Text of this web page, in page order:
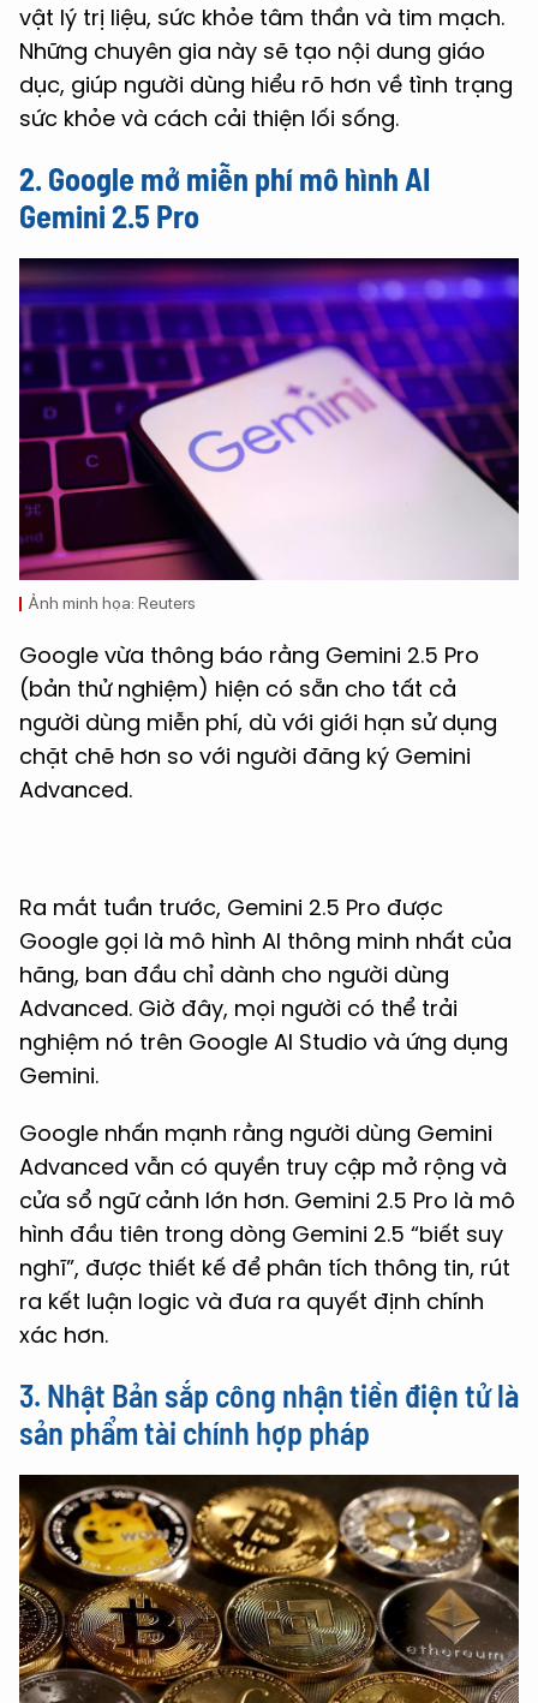
vật lý trị liệu, sức khỏe tâm thần và tim mạch.
Những chuyên gia này sẽ tạo nội dung giáo
dục, giúp người dùng hiểu rõ hơn về tình trạng
sức khỏe và cách cải thiện lối sống.
2. Google mở miễn phí mô hình AI
Gemini 2.5 Pro
Ảnh minh họa: Reuters
Google vừa thông báo rằng Gemini 2.5 Pro
(bản thử nghiệm) hiện có sẵn cho tất cả
người dùng miễn phí, dù với giới hạn sử dụng
chặt chẽ hơn so với người đăng ký Gemini
Advanced.
Ra mắt tuần trước, Gemini 2.5 Pro được
Google gọi là mô hình AI thông minh nhất của
hãng, ban đầu chỉ dành cho người dùng
Advanced. Giờ đây, mọi người có thể trải
nghiệm nó trên Google AI Studio và ứng dụng
Gemini.
Google nhấn mạnh rằng người dùng Gemini
Advanced vẫn có quyền truy cập mở rộng và
cửa sổ ngữ cảnh lớn hơn. Gemini 2.5 Pro là mô
hình đầu tiên trong dòng Gemini 2.5 “biết suy
nghĩ”, được thiết kế để phân tích thông tin, rút
ra kết luận logic và đưa ra quyết định chính
xác hơn.
3. Nhật Bản sắp công nhận tiền điện tử là
sản phẩm tài chính hợp pháp